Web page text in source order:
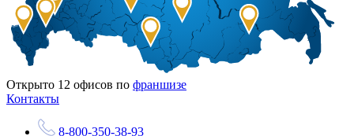
Открыто 12 офисов по франшизе
Контакты
8-800-350-38-93